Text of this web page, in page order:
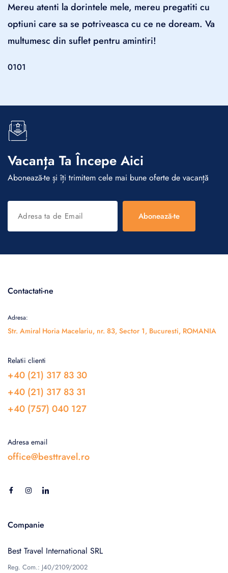
Mereu atenti la dorintele mele, mereu pregatiti cu
optiuni care sa se potriveasca cu ce ne doream. Va
multumesc din suflet pentru amintiri!
0101
Vacanța Ta Începe Aici
Abonează-te și îți trimitem cele mai bune oferte de vacanță
Abonează-te
Contactati-ne
Adresa:
Str. Amiral Horia Macelariu, nr. 83, Sector 1, Bucuresti, ROMANIA
Relatii clienti
+40 (21) 317 83 30
+40 (21) 317 83 31
+40 (757) 040 127
Adresa email
office@besttravel.ro
Companie
Best Travel International SRL
Reg. Com.: J40/2109/2002